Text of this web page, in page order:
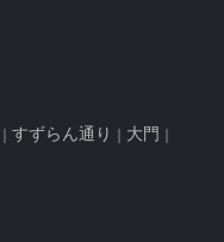
すずらん通り
大門